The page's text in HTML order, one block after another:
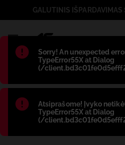
Błąd:
Sorry! An unexpected
TypeError55X at Dialog
(/
Błąd:
Atsiprašome! Įvyko
TypeError55X at Dialog
(/
GALUTINIS